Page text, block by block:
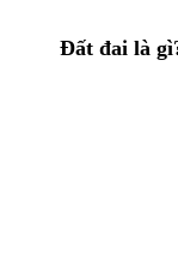
Đất đai là